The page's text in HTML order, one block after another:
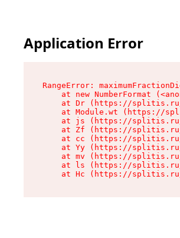
Application Error
RangeError:
at new NumberFormat
at Dr (https://
at Module.wt (https://
at js (https://
at Zf (https://
at cc (https://
at Yy (https://
at mv (https://
at ls (https://
at Hc (https://